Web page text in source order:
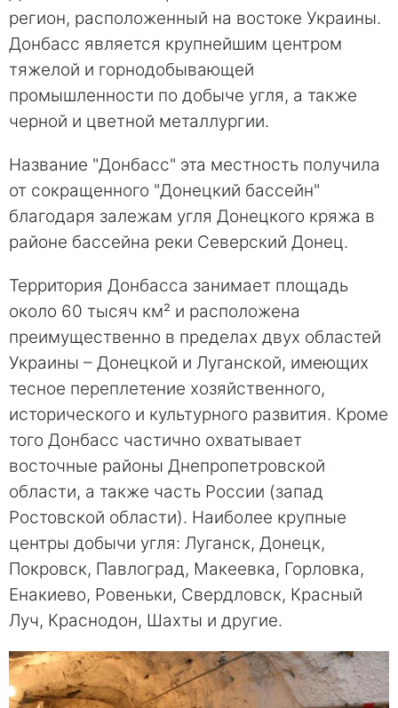
регион, расположенный на востоке Украины.
Донбасс является крупнейшим центром
тяжелой и горнодобывающей
промышленности по добыче угля, а также
черной и цветной металлургии.
Название "Донбасс" эта местность получила
от сокращенного "Донецкий бассейн"
благодаря залежам угля Донецкого кряжа в
районе бассейна реки Северский Донец.
Территория Донбасса занимает площадь
около 60 тысяч км² и расположена
преимущественно в пределах двух областей
Украины – Донецкой и Луганской, имеющих
тесное переплетение хозяйственного,
исторического и культурного развития. Кроме
того Донбасс частично охватывает
восточные районы Днепропетровской
области, а также часть России (запад
Ростовской области). Наиболее крупные
центры добычи угля: Луганск, Донецк,
Покровск, Павлоград, Макеевка, Горловка,
Енакиево, Ровеньки, Свердловск, Красный
Луч, Краснодон, Шахты и другие.